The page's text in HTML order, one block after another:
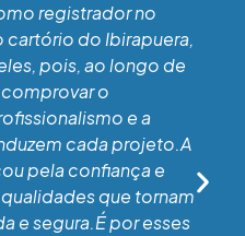
registrador no
cartório do Ibirapuera,
pois, ao longo de
o
e a
cada projeto.A
pela confiança e
que tornam
e segura.É por esses